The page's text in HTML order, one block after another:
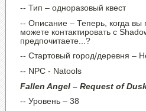
-- Тип – одноразовый квест
-- Описание – Теперь, когда
можете контактировать с
предпочитаете...?
-- Стартовый город/деревня –
-- NPC - Natools
Fallen Angel – Request of
-- Уровень – 38